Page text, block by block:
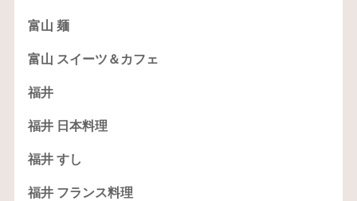
富山 麺
富山 スイーツ＆カフェ
福井
福井 日本料理
福井 すし
福井 フランス料理